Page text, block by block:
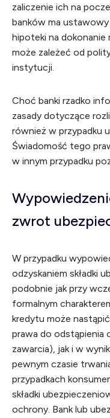
zaliczenie ich na
banków ma
hipoteki na dokonanie
może zależeć od
instytucji.
Choć banki rzadko
zasady dotyczące
również w przypadku
Świadomość tego
w innym przypadku
zwrot
W przypadku
odzyskaniem składki
podobnie jak przy
formalnym
kredytu może
prawa do odstąpienia
zawarcia), jak i w
pewnym czasie
przypadkach
składki
ochrony. Bank lub